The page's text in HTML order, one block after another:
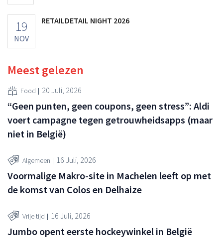
19
NOV
RETAILDETAIL NIGHT 2026
Meest gelezen
Food 20 Juli, 2026
“Geen punten, geen coupons, geen stress”: Aldi
voert campagne tegen getrouwheidsapps (maar
niet in België)
Algemeen 16 Juli, 2026
Voormalige Makro-site in Machelen leeft op met
de komst van Colos en Delhaize
Vrije tijd 16 Juli, 2026
Jumbo opent eerste hockeywinkel in België